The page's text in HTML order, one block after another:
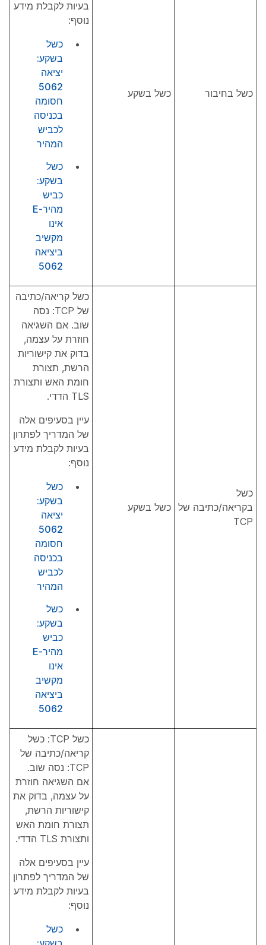
כשל בחיבור כשל בשקע
בעיות לקבלת מידע
נוסף:
כשל
בשקע:
יציאה
5062
חסומה
בכניסה
לכביש
המהיר
כשל
בשקע:
כביש
מהיר-E
אינו
מקשיב
ביציאה
5062
כשל
בקריאה/כתיבה של
TCP
כשל בשקע
כשל קריאה/כתיבה
של TCP: נסה
שוב. אם השגיאה
חוזרת על עצמה,
בדוק את קישוריות
הרשת, תצורת
חומת האש ותצורת
TLS הדדי.
עיין בסעיפים אלה
של המדריך לפתרון
בעיות לקבלת מידע
נוסף:
כשל
בשקע:
יציאה
5062
חסומה
בכניסה
לכביש
המהיר
כשל
בשקע:
כביש
מהיר-E
אינו
מקשיב
ביציאה
5062
כשל TCP: כשל
קריאה/כתיבה של
TCP: נסה שוב.
אם השגיאה חוזרת
על עצמה, בדוק את
קישוריות הרשת,
תצורת חומת האש
ותצורת TLS הדדי.
עיין בסעיפים אלה
של המדריך לפתרון
בעיות לקבלת מידע
נוסף:
כשל